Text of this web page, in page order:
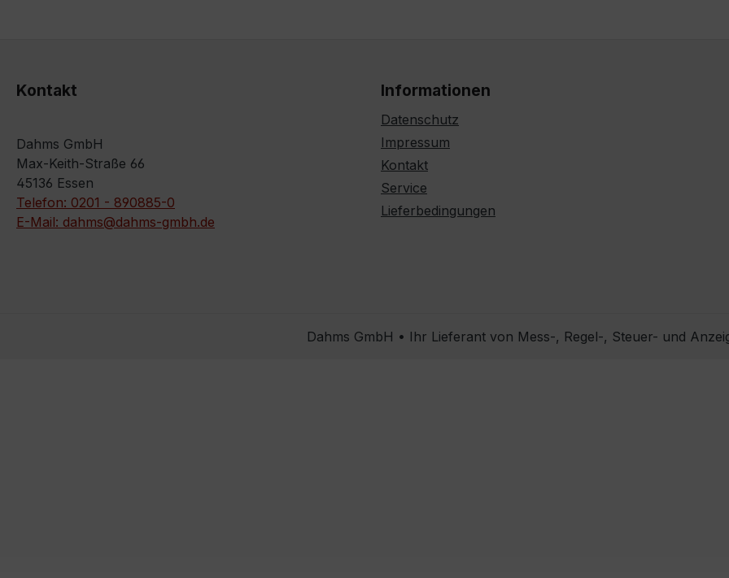
Kontakt
Dahms GmbH
Max-Keith-Straße 66
45136 Essen
Telefon: 0201 - 890885-0
E-Mail: dahms@dahms-gmbh.de
Informationen
Datenschutz
Impressum
Kontakt
Service
Lieferbedingungen
Dahms GmbH • Ihr Lieferant von Mess-, Regel-, Steuer- und